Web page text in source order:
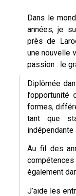
Dans le
années, je
près de
une nouvelle
passion : le
Diplômée
formes,
tant que
indépendante
Au fil des
également
J’aide les